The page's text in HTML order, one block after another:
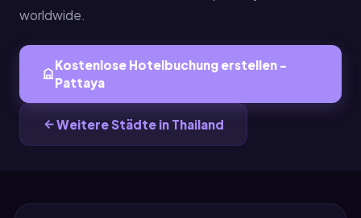
worldwide.
Kostenlose Hotelbuchung erstellen -
Pattaya
Weitere Städte in Thailand